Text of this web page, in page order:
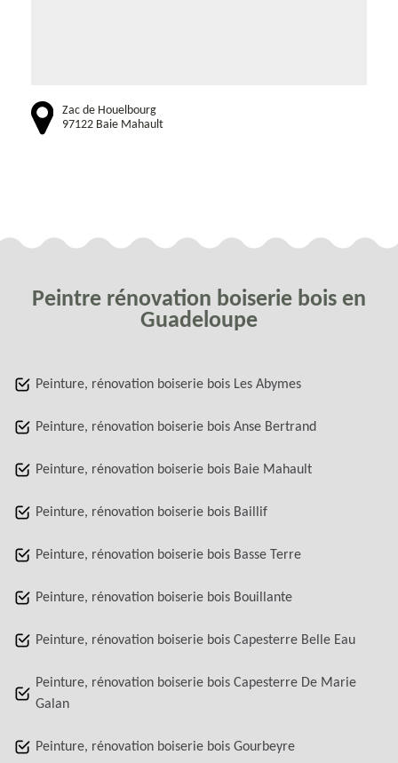
Zac de Houelbourg
97122 Baie Mahault
Peintre rénovation boiserie bois en
Guadeloupe
Peinture, rénovation boiserie bois Les Abymes
Peinture, rénovation boiserie bois Anse Bertrand
Peinture, rénovation boiserie bois Baie Mahault
Peinture, rénovation boiserie bois Baillif
Peinture, rénovation boiserie bois Basse Terre
Peinture, rénovation boiserie bois Bouillante
Peinture, rénovation boiserie bois Capesterre Belle Eau
Peinture, rénovation boiserie bois Capesterre De Marie
Galan
Peinture, rénovation boiserie bois Gourbeyre